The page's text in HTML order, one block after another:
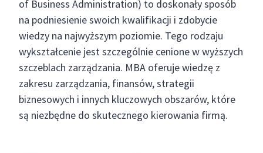
of Business Administration) to doskonały sposób
na podniesienie swoich kwalifikacji i zdobycie
wiedzy na najwyższym poziomie. Tego rodzaju
wykształcenie jest szczególnie cenione w wyższych
szczeblach zarządzania. MBA oferuje wiedzę z
zakresu zarządzania, finansów, strategii
biznesowych i innych kluczowych obszarów, które
są niezbędne do skutecznego kierowania firmą.